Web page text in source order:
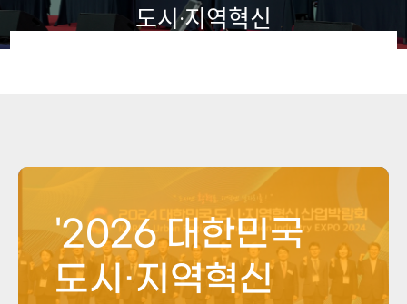
도시·지역혁신
'2026 대한민국
도시·지역혁신